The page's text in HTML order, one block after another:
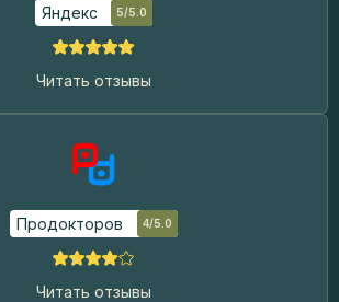
Яндекс 5/5.0
Читать отзывы
Продокторов 4/5.0
Читать отзывы